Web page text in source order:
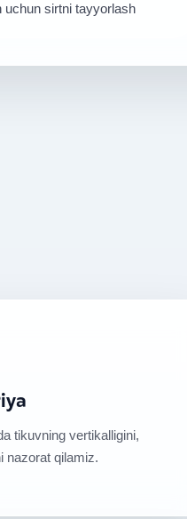
uchun sirtni tayyorlash
tikuvning vertikalligini,
nazorat qilamiz.